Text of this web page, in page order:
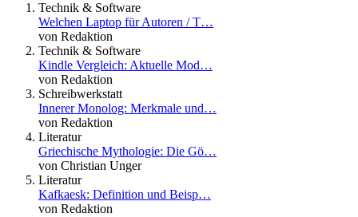
Technik & Software
Welchen Laptop für Autoren / T…
von Redaktion
Technik & Software
Kindle Vergleich: Aktuelle Mod…
von Redaktion
Schreibwerkstatt
Innerer Monolog: Merkmale und…
von Redaktion
Literatur
Griechische Mythologie: Die Gö…
von Christian Unger
Literatur
Kafkaesk: Definition und Beisp…
von Redaktion